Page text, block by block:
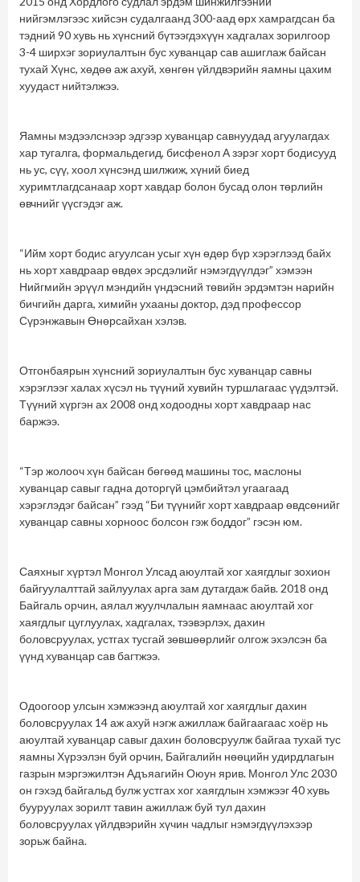
нийгэмлэгээс хийсэн судалгаанд 300-аад өрх хамрагдсан ба
тэдний 90 хувь нь хүнсний бүтээгдэхүүн хадгалах зорилгоор
3-4 ширхэг зориулалтын бус хуванцар сав ашиглаж байсан
тухай Хүнс, хөдөө аж ахуй, хөнгөн үйлдвэрийн яамны цахим
хуудаст нийтэлжээ.
Яамны мэдээлснээр эдгээр хуванцар савнуудад агуулагдах
хар тугалга, формальдегид, бисфенол А зэрэг хорт бодисууд
нь ус, сүү, хоол хүнсэнд шилжиж, хүний биед
хуримтлагдсанаар хорт хавдар болон бусад олон төрлийн
өвчнийг үүсгэдэг аж.
“Ийм хорт бодис агуулсан усыг хүн өдөр бүр хэрэглээд байх
нь хорт хавдраар өвдөх эрсдэлийг нэмэгдүүлдэг” хэмээн
Нийгмийн эрүүл мэндийн үндэсний төвийн эрдэмтэн нарийн
бичгийн дарга, химийн ухааны доктор, дэд профессор
Сүрэнжавын Өнөрсайхан хэлэв.
Отгонбаярын хүнсний зориулалтын бус хуванцар савны
хэрэглээг халах хүсэл нь түүний хувийн туршлагаас үүдэлтэй.
Түүний хүргэн ах 2008 онд ходоодны хорт хавдраар нас
баржээ.
“Тэр жолооч хүн байсан бөгөөд машины тос, маслоны
хуванцар савыг гадна доторгүй цэмбийтэл угаагаад
хэрэглэдэг байсан” гээд “Би түүнийг хорт хавдраар өвдсөнийг
хуванцар савны хорноос болсон гэж боддог” гэсэн юм.
Саяхныг хүртэл Монгол Улсад аюултай хог хаягдлыг зохион
байгуулалттай зайлуулах арга зам дутагдаж байв. 2018 онд
Байгаль орчин, аялал жуулчлалын яамнаас аюултай хог
хаягдлыг цуглуулах, хадгалах, тээвэрлэх, дахин
боловсруулах, устгах тусгай зөвшөөрлийг олгож эхэлсэн ба
үүнд хуванцар сав багтжээ.
Одоогоор улсын хэмжээнд аюултай хог хаягдлыг дахин
боловсруулах 14 аж ахуй нэгж ажиллаж байгаагаас хоёр нь
аюултай хуванцар савыг дахин боловсруулж байгаа тухай тус
яамны Хүрээлэн буй орчин, Байгалийн нөөцийн удирдлагын
газрын мэргэжилтэн Адъяагийн Оюун ярив. Монгол Улс 2030
он гэхэд байгальд булж устгах хог хаягдлын хэмжээг 40 хувь
бууруулах зорилт тавин ажиллаж буй тул дахин
боловсруулах үйлдвэрийн хүчин чадлыг нэмэгдүүлэхээр
зорьж байна.